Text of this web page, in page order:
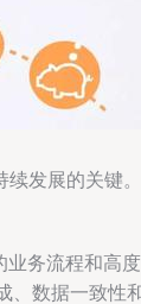
发展的关键
务流程和高
数据一致